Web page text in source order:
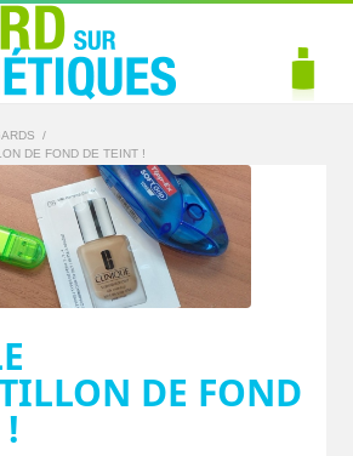
/
DE FOND DE TEINT !
DE FOND